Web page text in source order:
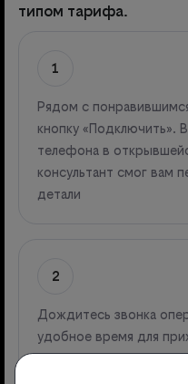
типом тарифа.
1
Рядом с
кнопку «Подключить».
телефона в
консультант смог вам
детали
2
Дождитесь звонка
удобное время для
время ожидания